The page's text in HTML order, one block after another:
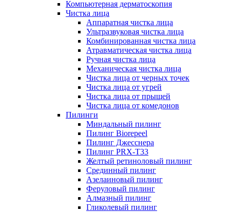
Компьютерная дерматоскопия
Чистка лица
Аппаратная чистка лица
Ультразвуковая чистка лица
Комбинированная чистка лица
Атравматическая чистка лица
Ручная чистка лица
Механическая чистка лица
Чистка лица от черных точек
Чистка лица от угрей
Чистка лица от прыщей
Чистка лица от комедонов
Пилинги
Миндальный пилинг
Пилинг Biorepeel
Пилинг Джесснера
Пилинг PRX-T33
Желтый ретиноловый пилинг
Срединный пилинг
Азелаиновый пилинг
Феруловый пилинг
Алмазный пилинг
Гликолевый пилинг